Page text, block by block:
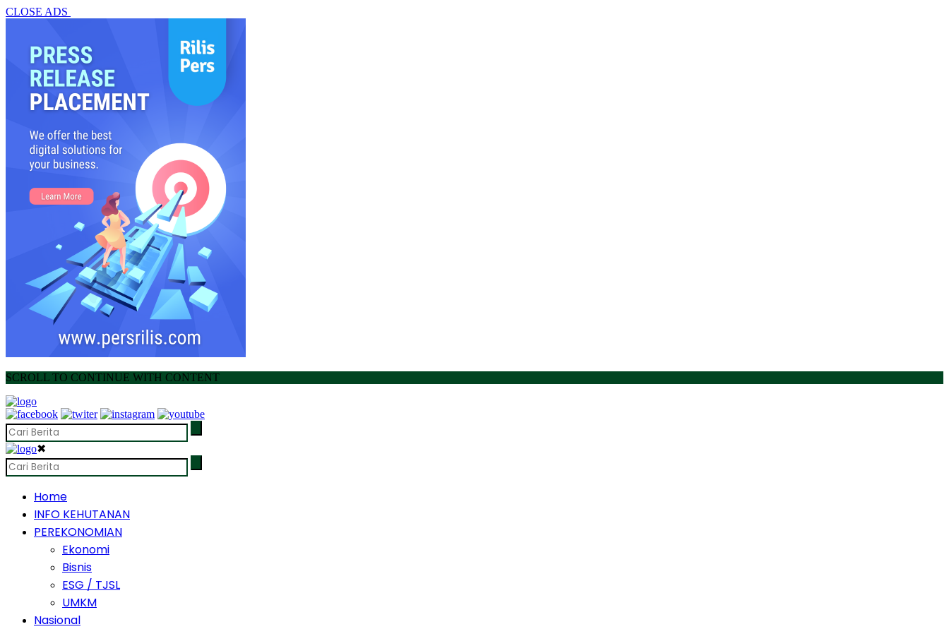
CLOSE ADS
SCROLL TO CONTINUE WITH CONTENT
✖
Home
INFO KEHUTANAN
PEREKONOMIAN
Ekonomi
Bisnis
ESG / TJSL
UMKM
Nasional